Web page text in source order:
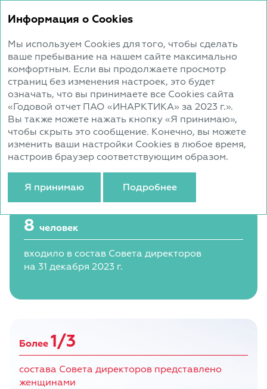
Совет директоров
Совет директоров Компании осуществляет
общее стратегическое руководство
ее деятельностью от имени и в интересах
всех акционеров Компании в пределах
своей компетенции, определяемой Уставом
Компании и законодательством Российской
Федерации.
8 человек
входило в состав Совета директоров
на 31 декабря 2023 г.
Более 1/3
состава Совета директоров представлено
женщинами
Информация о Cookies
Мы используем Cookies для того, чтобы сделать
ваше пребывание на нашем сайте максимально
комфортным. Если вы продолжаете просмотр
страниц без изменения настроек, это будет
означать, что вы принимаете все Cookies сайта
«Годовой отчет ПАО «ИНАРКТИКА» за 2023 г.».
Вы также можете нажать кнопку «Я принимаю»,
чтобы скрыть это сообщение. Конечно, вы можете
изменить ваши настройки Cookies в любое время,
настроив браузер соответствующим образом.
Я принимаю Подробнее